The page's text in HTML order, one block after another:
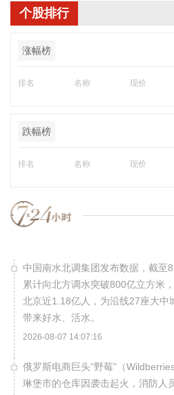
个股排行
涨幅榜
排名 名称 现价
跌幅榜
排名 名称 现价
中国南水北调集团发布数据，截至
累计向北方调水突破800亿立方米
北京近1.18亿人，为沿线27座大中
带来好水、活水。
2026-08-07 14:07:16
俄罗斯电商巨头“野莓”（
琳堡市的仓库因袭击起火，消防人